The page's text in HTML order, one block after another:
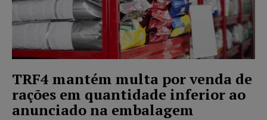
TRF4 mantém multa por venda de
rações em quantidade inferior ao
anunciado na embalagem